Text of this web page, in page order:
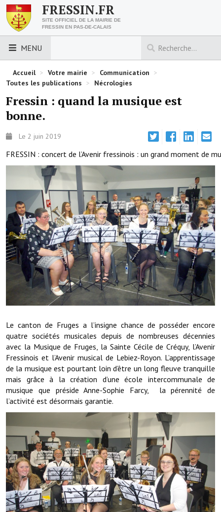
FRESSIN.FR
SITE OFFICIEL DE LA MAIRIE DE
FRESSIN EN PAS-DE-CALAIS
MENU
LES ESSENTIELS
Découvrez Fressin
Venir à Fressin
Urbanisme
Nous contacter
Horaires de la mairie
Les foulées fressinoises
ACCÈS RAPIDE
Démarches administratives
Projets et travaux en cours
Fêtes et manifestations
Numéros d'urgence
Terrains et maisons à vendre
VOTRE MAIRIE
Elus et agents
L'équipe municipale
Le personnel municipal
Les moyens financiers
Note de synthèse financière
Rapport d'orientation budgétaire
Actions et projets
Projets et travaux en cours
Accueil > Votre mairie > Communication >
Toutes les publications > Nécrologies
Fressin : quand la musique est
bonne.
Le 2 juin 2019
FRESSIN : concert de l’Avenir fressinois : un grand moment de
Le canton de Fruges a l’insigne chance de posséder encore
quatre sociétés musicales depuis de nombreuses décennies
avec la Musique de Fruges, la Sainte Cécile de Créquy, l’Avenir
Fressinois et l’Avenir musical de Lebiez-Royon. L’apprentissage
de la musique est pourtant loin d’être un long fleuve tranquille
mais grâce à la création d’une école intercommunale de
musique que préside Anne-Sophie Farcy, la pérennité de
l’activité est désormais garantie.